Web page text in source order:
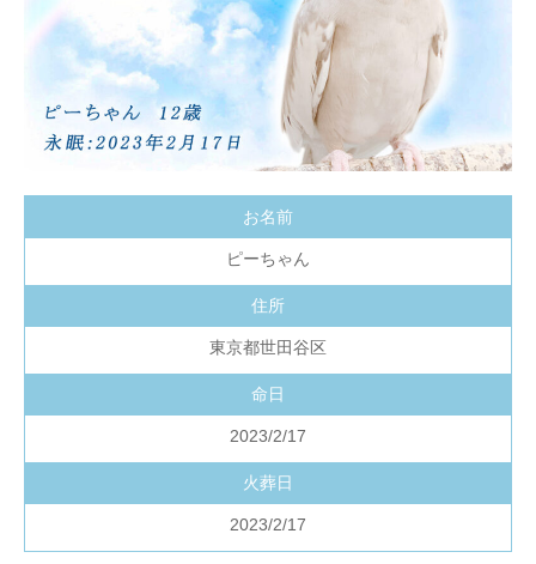
お名前
ピーちゃん
住所
東京都世田谷区
命日
2023/2/17
火葬日
2023/2/17